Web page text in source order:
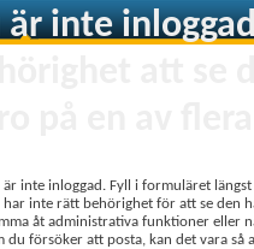
är inte
är inte inloggad. Fyll i formuläret
har inte rätt behörighet för att se den
åt administrativa funktioner eller
du försöker att posta, kan det vara